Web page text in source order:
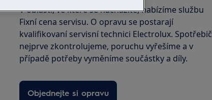
V oblasti, ve které se nacházíte, nabízíme službu
Fixní cena servisu. O opravu se postarají
kvalifikovaní servisní technici Electrolux. Spotřebič
nejprve zkontrolujeme, poruchu vyřešíme a v
případě potřeby vyměníme součástky a díly.
Objednejte si opravu